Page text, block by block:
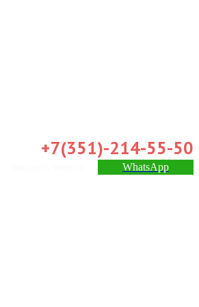
+7(351)-214-55-50
WhatsApp